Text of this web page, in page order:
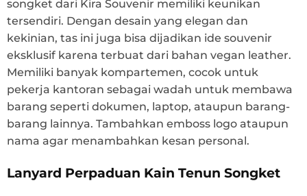
songket dari Kira Souvenir memiliki keunikan
tersendiri. Dengan desain yang elegan dan
kekinian, tas ini juga bisa dijadikan ide souvenir
eksklusif karena terbuat dari bahan vegan leather.
Memiliki banyak kompartemen, cocok untuk
pekerja kantoran sebagai wadah untuk membawa
barang seperti dokumen, laptop, ataupun barang-
barang lainnya. Tambahkan emboss logo ataupun
nama agar menambahkan kesan personal.
Lanyard Perpaduan Kain Tenun Songket